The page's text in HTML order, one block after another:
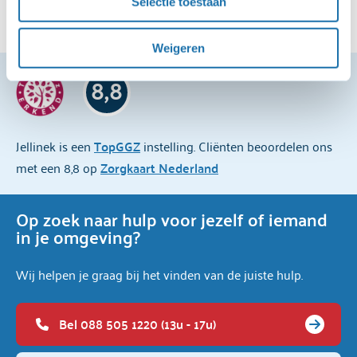
Voor een uitgebreide uitleg over onze cookies en
cookiebeleid en de privacyverklaring raadplegen.
Weigeren
Versie: oktober 2020
Jellinek is eenTopGGZinstelling. Cliënten beoordelen ons
met een 8,8 opZorgkaart Nederland
8,8
Op zoek naar hulp voor jezelf of iemand
in je omgeving?
Wij helpen je graag bij het vinden van de juiste hulp.
Bel 088 505 1220 (13u - 17u)